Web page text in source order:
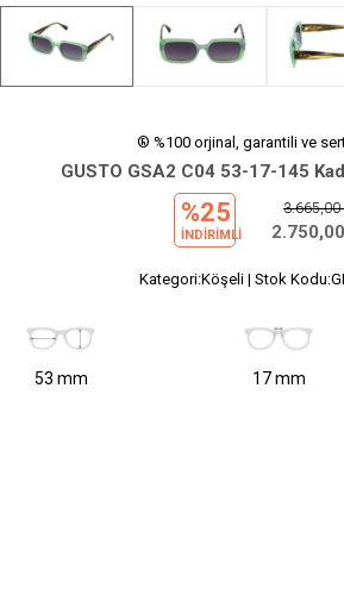
® %100 orjinal, garantili ve
GUSTO GSA2 C04 53-17-145
%25
INDIRIMLI
3.665,00
2.750,00
Kategori:Köşeli | Stok
53 mm 17 mm